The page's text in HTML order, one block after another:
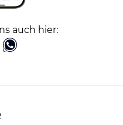
auch hier: